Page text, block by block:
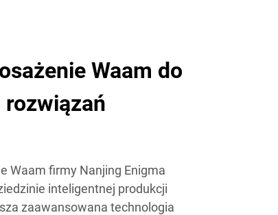
Waam do
Waam firmy Nanjing Enigma
inteligentnej produkcji
zaawansowana technologia